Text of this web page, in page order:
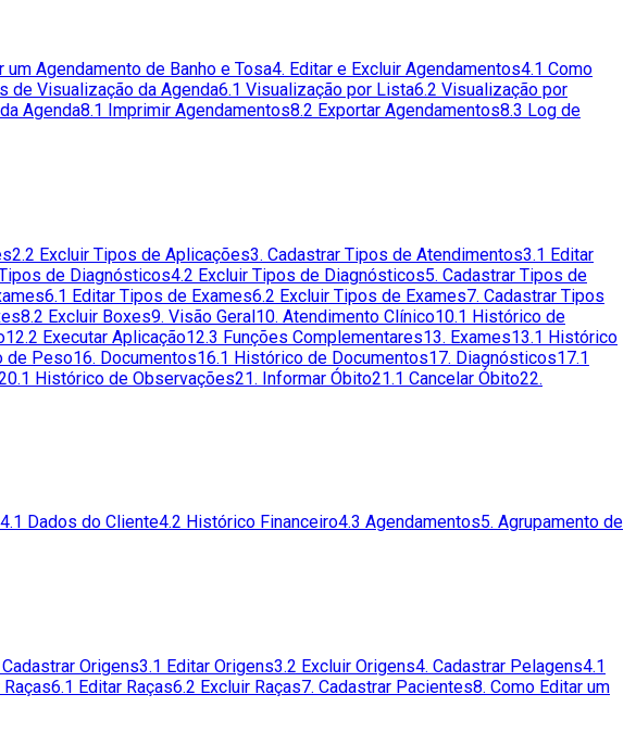
um Agendamento de Banho e Tosa4. Editar e Excluir Agendamentos4.1 Como
de Visualização da Agenda6.1 Visualização por Lista6.2 Visualização por
Agenda8.1 Imprimir Agendamentos8.2 Exportar Agendamentos8.3 Log de
2.2 Excluir Tipos de Aplicações3. Cadastrar Tipos de Atendimentos3.1 Editar
de Diagnósticos4.2 Excluir Tipos de Diagnósticos5. Cadastrar Tipos de
6.1 Editar Tipos de Exames6.2 Excluir Tipos de Exames7. Cadastrar Tipos
8.2 Excluir Boxes9. Visão Geral10. Atendimento Clínico10.1 Histórico de
12.2 Executar Aplicação12.3 Funções Complementares13. Exames13.1 Histórico
de Peso16. Documentos16.1 Histórico de Documentos17. Diagnósticos17.1
Histórico de Observações21. Informar Óbito21.1 Cancelar Óbito22.
4.1 Dados do Cliente4.2 Histórico Financeiro4.3 Agendamentos5. Agrupamento de
Origens3.1 Editar Origens3.2 Excluir Origens4. Cadastrar Pelagens4.1
6.1 Editar Raças6.2 Excluir Raças7. Cadastrar Pacientes8. Como Editar um